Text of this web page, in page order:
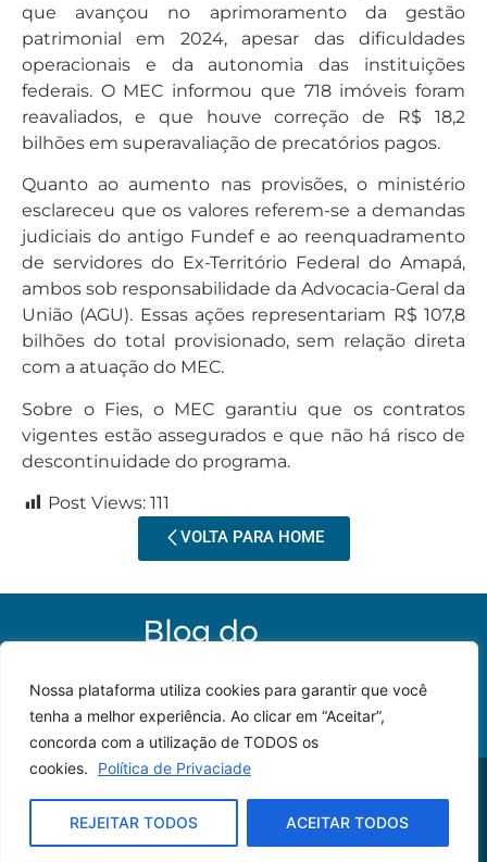
Nossa plataforma utiliza cookies para garantir que você
tenha a melhor experiência. Ao clicar em “Aceitar”,
concorda com a utilização de TODOS os
cookies.
Política de Privaciade
REJEITAR TODOS ACEITAR TODOS
que avançou no aprimoramento da gestão
patrimonial em 2024, apesar das dificuldades
operacionais e da autonomia das instituições
federais. O MEC informou que 718 imóveis foram
reavaliados, e que houve correção de R$ 18,2
bilhões em superavaliação de precatórios pagos.
Quanto ao aumento nas provisões, o ministério
esclareceu que os valores referem-se a demandas
judiciais do antigo Fundef e ao reenquadramento
de servidores do Ex-Território Federal do Amapá,
ambos sob responsabilidade da Advocacia-Geral da
União (AGU). Essas ações representariam R$ 107,8
bilhões do total provisionado, sem relação direta
com a atuação do MEC.
Sobre o Fies, o MEC garantiu que os contratos
vigentes estão assegurados e que não há risco de
descontinuidade do programa.
Post Views: 111
VOLTA PARA HOME
direitos reservados.